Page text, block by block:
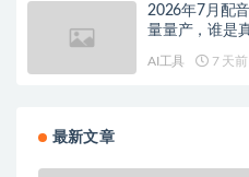
2026年7月配
量量产，谁是
AI工具 7 天前
最新文章